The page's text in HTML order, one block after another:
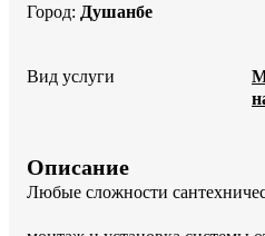
Город: Душанбе
Вид услуги
Описание
Любые сложности